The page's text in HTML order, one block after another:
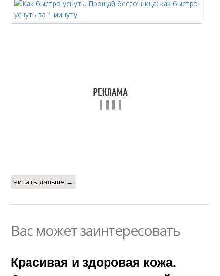
Читать дальше →
Вас может заинтересовать
Красивая и здоровая кожа.